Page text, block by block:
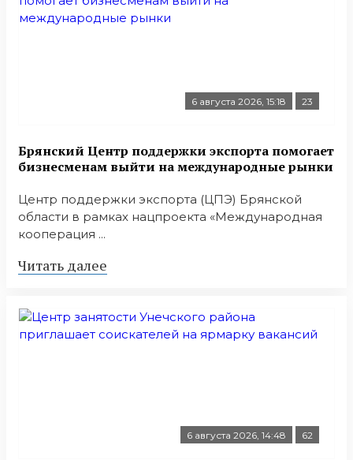
6 августа 2026, 15:18 23
Брянский Центр поддержки экспорта помогает
бизнесменам выйти на международные рынки
Центр поддержки экспорта (ЦПЭ) Брянской
области в рамках нацпроекта «Международная
кооперация ...
Читать далее
6 августа 2026, 14:48 62